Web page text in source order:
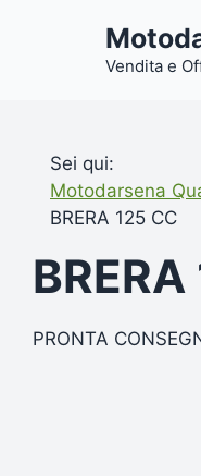
Vendita e
Sei qui:
Motodarsena
BRERA 125 CC
PRONTA